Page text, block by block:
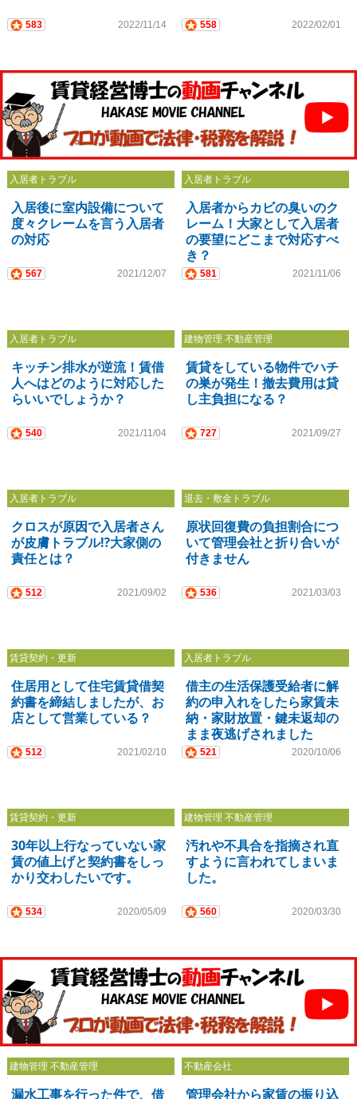
583 2022/11/14 558 2022/02/01
入居者トラブル
入居後に室内設備について
度々クレームを言う入居者
の対応
567 2021/12/07
入居者トラブル
入居者からカビの臭いのク
レーム！大家として入居者
の要望にどこまで対応すべ
き？
581 2021/11/06
入居者トラブル
キッチン排水が逆流！賃借
人へはどのように対応した
らいいでしょうか？
540 2021/11/04
建物管理 不動産管理
賃貸をしている物件でハチ
の巣が発生！撤去費用は貸
し主負担になる？
727 2021/09/27
入居者トラブル
クロスが原因で入居者さん
が皮膚トラブル⁉大家側の
責任とは？
512 2021/09/02
退去・敷金トラブル
原状回復費の負担割合につ
いて管理会社と折り合いが
付きません
536 2021/03/03
賃貸契約・更新
住居用として住宅賃貸借契
約書を締結しましたが、お
店として営業している？
512 2021/02/10
入居者トラブル
借主の生活保護受給者に解
約の申入れをしたら家賃未
納・家財放置・鍵未返却の
まま夜逃げされました
521 2020/10/06
賃貸契約・更新
30年以上行なっていない家
賃の値上げと契約書をしっ
かり交わしたいです。
534 2020/05/09
建物管理 不動産管理
汚れや不具合を指摘され直
すように言われてしまいま
した。
560 2020/03/30
建物管理 不動産管理
漏水工事を行った件で、借
不動産会社
管理会社から家賃の振り込